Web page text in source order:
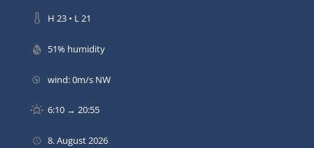
H 23 • L 21
51% humidity
wind: 0m/s NW
6:10 → 20:55
8. August 2026